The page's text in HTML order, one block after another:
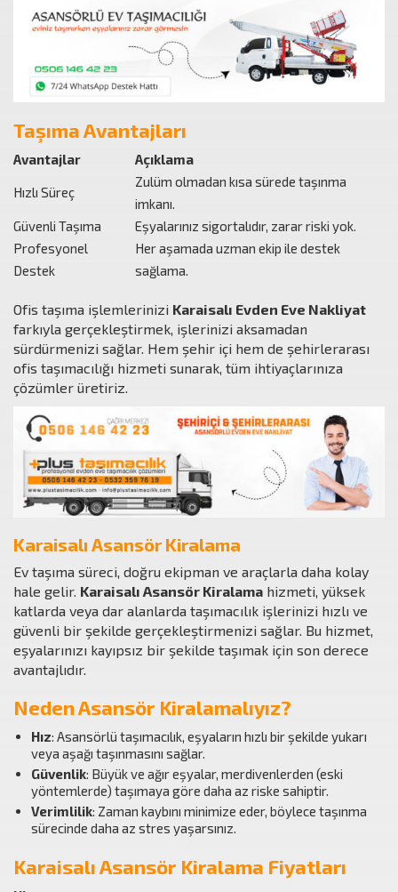
Taşıma Avantajları
Avantajlar Açıklama
Hızlı Süreç
Zulüm olmadan kısa sürede taşınma
imkanı.
Güvenli Taşıma
Eşyalarınız sigortalıdır, zarar riski yok.
Profesyonel
Destek
Her aşamada uzman ekip ile destek
sağlama.
Ofis taşıma işlemlerinizi Karaisalı Evden Eve Nakliyat
farkıyla gerçekleştirmek, işlerinizi aksamadan
sürdürmenizi sağlar. Hem şehir içi hem de şehirlerarası
ofis taşımacılığı hizmeti sunarak, tüm ihtiyaçlarınıza
çözümler üretiriz.
Karaisalı Asansör Kiralama
Ev taşıma süreci, doğru ekipman ve araçlarla daha kolay
hale gelir. Karaisalı Asansör Kiralama hizmeti, yüksek
katlarda veya dar alanlarda taşımacılık işlerinizi hızlı ve
güvenli bir şekilde gerçekleştirmenizi sağlar. Bu hizmet,
eşyalarınızı kayıpsız bir şekilde taşımak için son derece
avantajlıdır.
Neden Asansör Kiralamalıyız?
Hız: Asansörlü taşımacılık, eşyaların hızlı bir şekilde yukarı
veya aşağı taşınmasını sağlar.
Güvenlik: Büyük ve ağır eşyalar, merdivenlerden (eski
yöntemlerde) taşımaya göre daha az riske sahiptir.
Verimlilik: Zaman kaybını minimize eder, böylece taşınma
sürecinde daha az stres yaşarsınız.
Karaisalı Asansör Kiralama Fiyatları